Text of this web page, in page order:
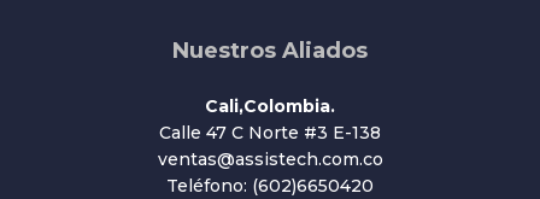
Nuestros Aliados
Cali,Colombia.
Calle 47 C Norte #3 E-138
ventas@assistech.com.co
Teléfono: (602)6650420